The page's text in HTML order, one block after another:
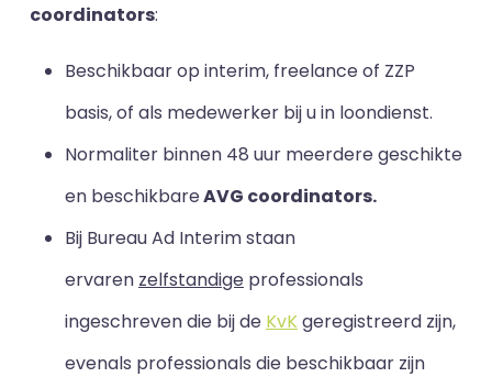
coordinators:
Beschikbaar op interim, freelance of ZZP
basis, of als medewerker bij u in loondienst.
Normaliter binnen 48 uur meerdere geschikte
en beschikbareAVG coordinators.
Bij Bureau Ad Interim staan
ervaren zelfstandige professionals
ingeschreven die bij de KvKgeregistreerd zijn,
evenals professionals die beschikbaar zijn